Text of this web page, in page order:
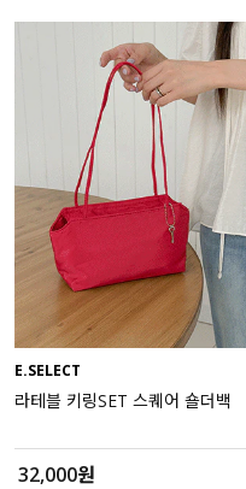
E.SELECT
라테블 키링SET 스퀘어 숄더백
32,000원